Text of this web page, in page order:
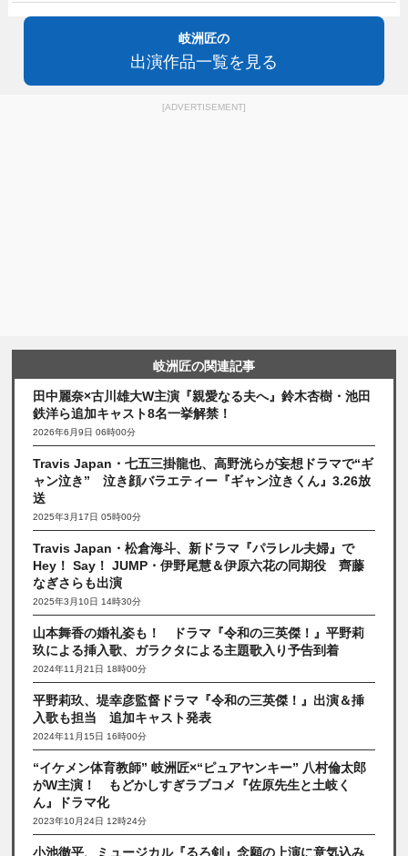
岐洲匠の
出演作品一覧を見る
[ADVERTISEMENT]
岐洲匠の関連記事
田中麗奈×古川雄大W主演『親愛なる夫へ』鈴木杏樹・池田
鉄洋ら追加キャスト8名一挙解禁！
2026年6月9日 06時00分
Travis Japan・七五三掛龍也、高野洸らが妄想ドラマで“ギ
ャン泣き” 泣き顔バラエティー『ギャン泣きくん』3.26放
送
2025年3月17日 05時00分
Travis Japan・松倉海斗、新ドラマ『パラレル夫婦』で
Hey！ Say！ JUMP・伊野尾慧＆伊原六花の同期役 齊藤
なぎさらも出演
2025年3月10日 14時30分
山本舞香の婚礼姿も！ ドラマ『令和の三英傑！』平野莉
玖による挿入歌、ガラクタによる主題歌入り予告到着
2024年11月21日 18時00分
平野莉玖、堤幸彦監督ドラマ『令和の三英傑！』出演＆挿
入歌も担当 追加キャスト発表
2024年11月15日 16時00分
“イケメン体育教師” 岐洲匠×“ピュアヤンキー” 八村倫太郎
がW主演！ もどかしすぎラブコメ『佐原先生と土岐く
ん』ドラマ化
2023年10月24日 12時24分
小池徹平、ミュージカル『るろ剣』念願の上演に意気込み